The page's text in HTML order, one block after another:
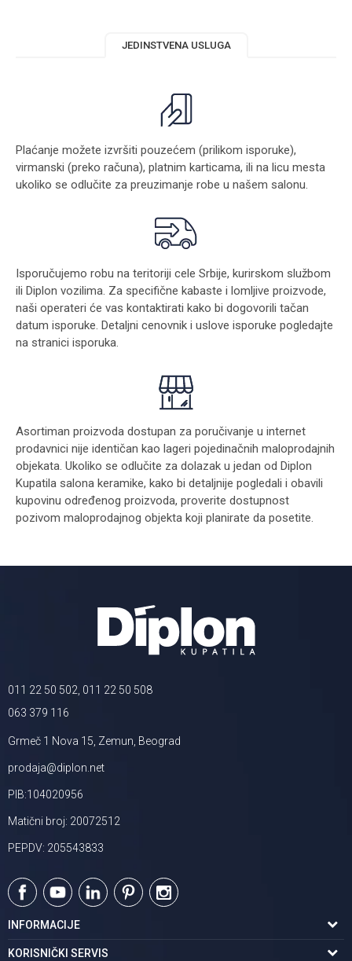
JEDINSTVENA USLUGA
Plaćanje možete izvršiti pouzećem (prilikom isporuke),
virmanski (preko računa), platnim karticama, ili na licu mesta
ukoliko se odlučite za preuzimanje robe u našem salonu.
Isporučujemo robu na teritoriji cele Srbije, kurirskom službom
ili Diplon vozilima. Za specifične kabaste i lomljive proizvode,
naši operateri će vas kontaktirati kako bi dogovorili tačan
datum isporuke. Detaljni cenovnik i uslove isporuke pogledajte
na stranici isporuka.
Asortiman proizvoda dostupan za poručivanje u internet
prodavnici nije identičan kao lageri pojedinačnih maloprodajnih
objekata. Ukoliko se odlučite za dolazak u jedan od Diplon
Kupatila salona keramike, kako bi detaljnije pogledali i obavili
kupovinu određenog proizvoda, proverite dostupnost
pozivom maloprodajnog objekta koji planirate da posetite.
011 22 50 502, 011 22 50 508
063 379 116
Grmeč 1 Nova 15, Zemun, Beograd
prodaja@diplon.net
PIB:104020956
Matični broj: 20072512
PEPDV: 205543833
INFORMACIJE
O nama
KORISNIČKI SERVIS